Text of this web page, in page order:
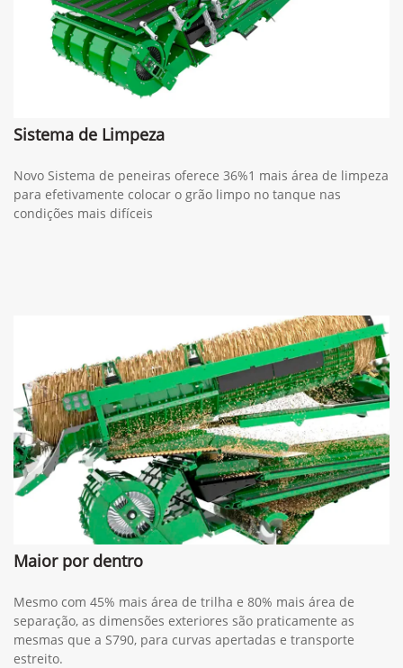
Sistema de Limpeza
Novo Sistema de peneiras oferece 36%1 mais área de limpeza
para efetivamente colocar o grão limpo no tanque nas
condições mais difíceis
Maior por dentro
Mesmo com 45% mais área de trilha e 80% mais área de
separação, as dimensões exteriores são praticamente as
mesmas que a S790, para curvas apertadas e transporte
estreito.